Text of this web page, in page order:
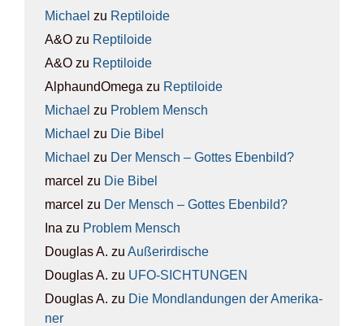
Michael zu Rep­ti­lo­ide
A&O zu Rep­ti­lo­ide
A&O zu Rep­ti­lo­ide
AlphaundOmega zu Rep­ti­lo­ide
Michael zu Pro­blem Mensch
Michael zu Die Bibel
Michael zu Der Mensch – Got­tes Eben­bild?
marcel zu Die Bibel
marcel zu Der Mensch – Got­tes Eben­bild?
Ina zu Pro­blem Mensch
Douglas A. zu Außer­ir­di­sche
Douglas A. zu UFO-SICH­TUN­GEN
Douglas A. zu Die Mond­lan­dun­gen der Ame­ri­ka­
ner